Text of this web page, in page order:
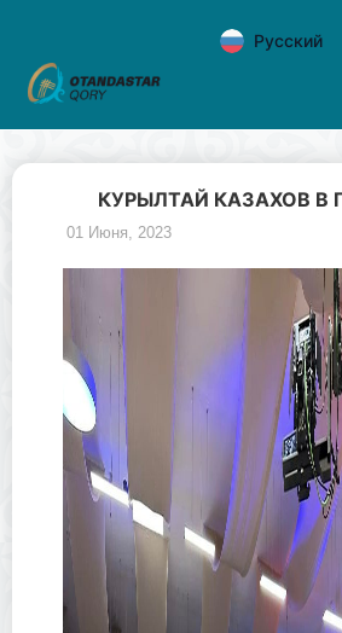
Русский
КУРЫЛТАЙ КАЗАХОВ В
01 Июня, 2023